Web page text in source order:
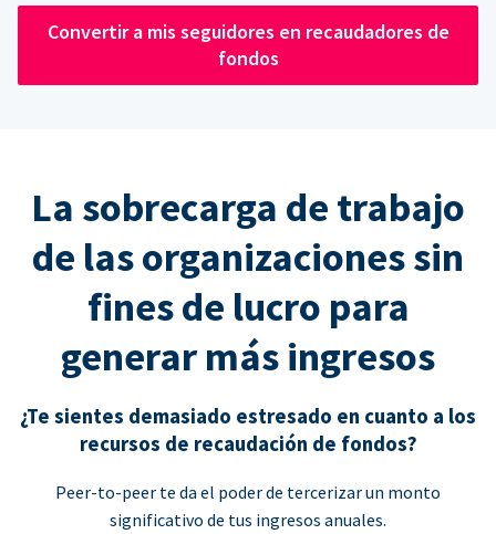
Convertir a mis seguidores en recaudadores de
fondos
La sobrecarga de trabajo
de las organizaciones sin
fines de lucro para
generar más ingresos
¿Te sientes demasiado estresado en cuanto a los
recursos de recaudación de fondos?
Peer-to-peer te da el poder de tercerizar un monto
significativo de tus ingresos anuales.